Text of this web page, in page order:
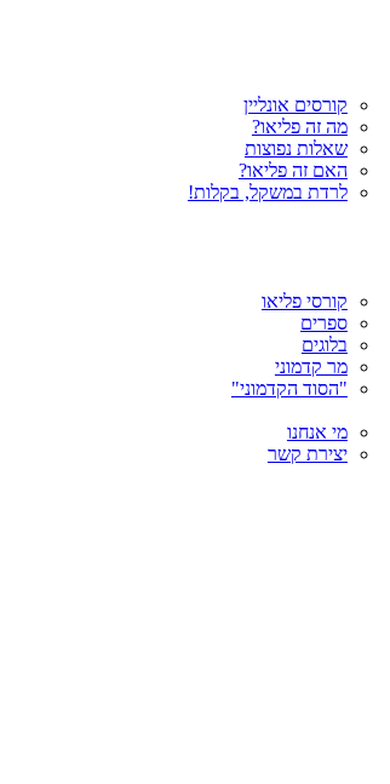
קורסים אונליין
מה זה פליאו?
שאלות נפוצות
האם זה פליאו?
לרדת במשקל, בקלות!
קורסי פליאו
ספרים
בלוגים
מר קדמוני
"הסוד הקדמוני"
מי אנחנו
יצירת קשר